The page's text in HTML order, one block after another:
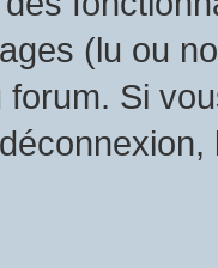
(lu ou
forum. Si